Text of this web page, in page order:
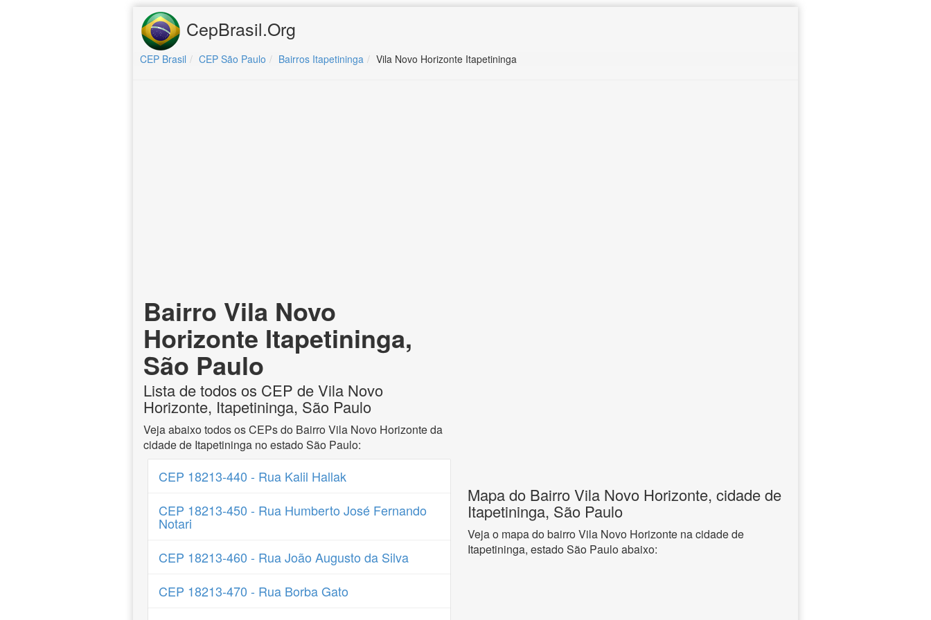
CepBrasil.Org
CEP Brasil CEP São Paulo Bairros Itapetininga Vila Novo Horizonte Itapetininga
Bairro Vila Novo
Horizonte Itapetininga,
São Paulo
Lista de todos os CEP de Vila Novo
Horizonte, Itapetininga, São Paulo
Veja abaixo todos os CEPs do Bairro Vila Novo Horizonte da
cidade de Itapetininga no estado São Paulo:
CEP 18213-440 - Rua Kalil Hallak
CEP 18213-450 - Rua Humberto José Fernando
Notari
CEP 18213-460 - Rua João Augusto da Silva
CEP 18213-470 - Rua Borba Gato
Mapa do Bairro Vila Novo Horizonte, cidade de
Itapetininga, São Paulo
Veja o mapa do bairro Vila Novo Horizonte na cidade de
Itapetininga, estado São Paulo abaixo: